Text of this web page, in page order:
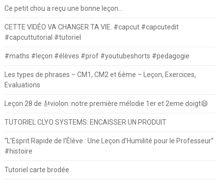
Ce petit chou a reçu une bonne leçon…
CETTE VIDÉO VA CHANGER TA VIE. #capcut #capcutedit
#capcuttutorial #tutoriel
#maths #leçon #élèves #prof #youtubeshorts #pedagogie
Les types de phrases – CM1, CM2 et 6ème – Leçon, Exercices,
Evaluations
Leçon 28 de 🎻violon: notre première mélodie 1er et 2eme doigt😄
TUTORIEL CLYO SYSTEMS: ENCAISSER UN PRODUIT
“L’Esprit Rapide de l’Élève : Une Leçon d’Humilité pour le Professeur”
#histoire
Tutoriel carte brodée